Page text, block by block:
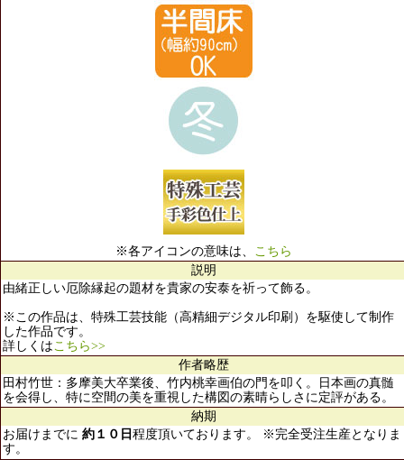
※各アイコンの意味は、 こちら
説明
由緒正しい厄除縁起の題材を貴家の安泰を祈って飾る。
※この作品は、特殊工芸技能（高精細デジタル印刷）を駆使して制作
した作品です。
詳しくはこちら>>
作者略歴
田村竹世：多摩美大卒業後、竹内桃幸画伯の門を叩く。日本画の真髄
を会得し、特に空間の美を重視した構図の素晴らしさに定評がある。
納期
お届けまでに 約１０日 程度頂いております。 ※完全受注生産となりま
す。